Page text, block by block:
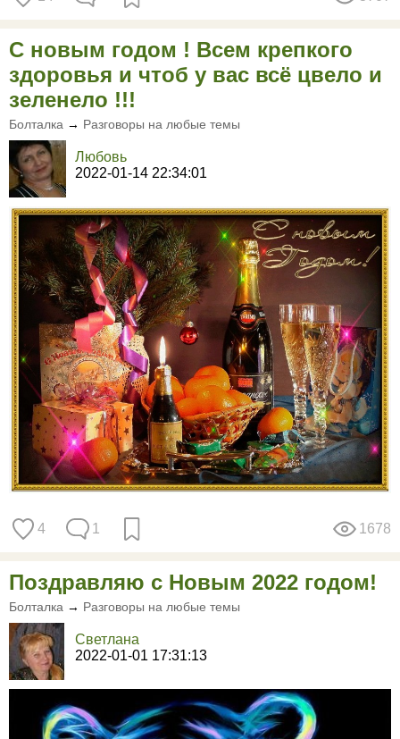
С новым годом ! Всем крепкого
здоровья и чтоб у вас всё цвело и
зеленело !!!
Болталка → Разговоры на любые темы
Любовь
2022-01-14 22:34:01
4 1 1678
Поздравляю с Новым 2022 годом!
Болталка → Разговоры на любые темы
Светлана
2022-01-01 17:31:13